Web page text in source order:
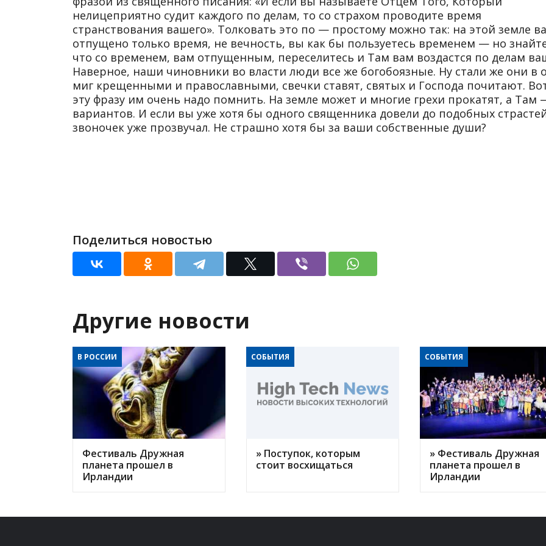
нелицеприятно судит каждого по делам, то со страхом проводите время
странствования вашего». Толковать это по — простому можно так: на этой земле
отпущено только время, не вечность, вы как бы пользуетесь временем — но
что со временем, вам отпущенным, переселитесь и Там вам воздастся по делам
Наверное, наши чиновники во власти люди все же богобоязные. Ну стали же они в
миг крещенными и православными, свечки ставят, святых и Господа почитают.
эту фразу им очень надо помнить. На земле может и многие грехи прокатят, а Там
вариантов. И если вы уже хотя бы одного священника довели до подобных
звоночек уже прозвучал. Не страшно хотя бы за ваши собственные души?
Поделиться новостью
Другие новости
В РОССИИ
Фестиваль Дружная
планета прошел в
Ирландии
СОБЫТИЯ
» Поступок, которым
стоит восхищаться
СОБЫТИЯ
» Фестиваль Дружная
планета прошел в
Ирландии